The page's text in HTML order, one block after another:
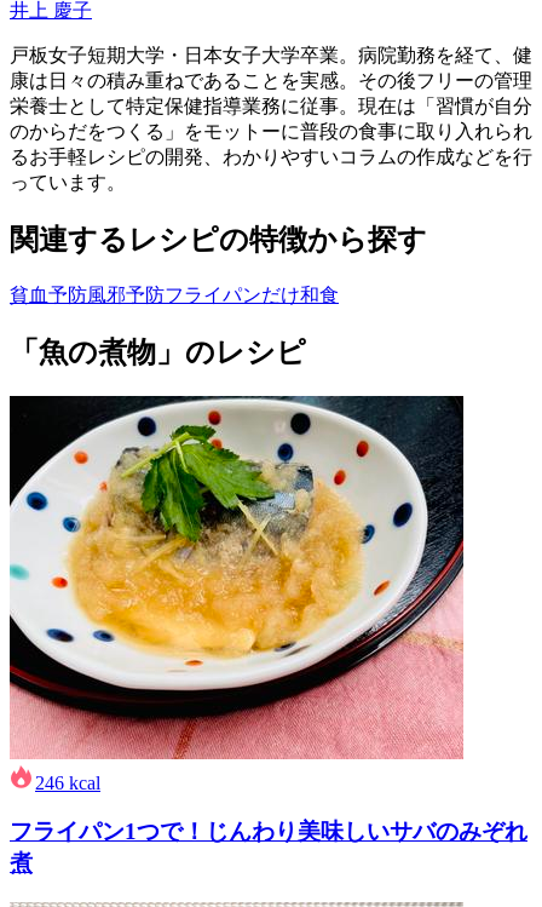
井上 慶子
戸板女子短期大学・日本女子大学卒業。病院勤務を経て、健
康は日々の積み重ねであることを実感。その後フリーの管理
栄養士として特定保健指導業務に従事。現在は「習慣が自分
のからだをつくる」をモットーに普段の食事に取り入れられ
るお手軽レシピの開発、わかりやすいコラムの作成などを行
っています。
関連するレシピの特徴から探す
貧血予防風邪予防フライパンだけ和食
「魚の煮物」のレシピ
246 kcal
フライパン1つで！じんわり美味しいサバのみぞれ
煮